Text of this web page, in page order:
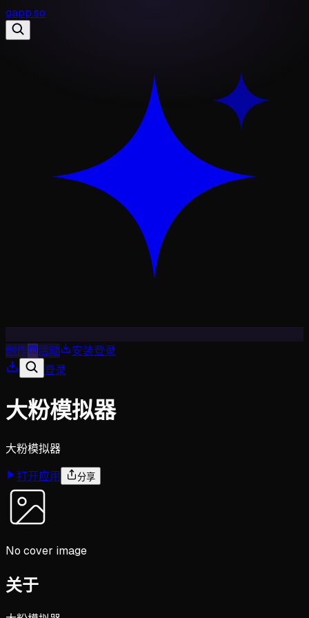
gapp.so
创作 活动 安装登录
登录
大粉模拟器
大粉模拟器
打开应用
分享
No cover image
关于